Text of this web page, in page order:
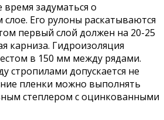
задуматься о
Его рулоны раскатываются
первый слой должен на 20-25
карниза. Гидроизоляция
в 150 мм между рядами.
стропилами допускается не
пленки можно выполнять
степлером с оцинкованными